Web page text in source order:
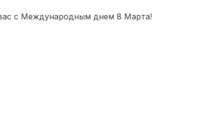
с Международным днем 8 Марта!